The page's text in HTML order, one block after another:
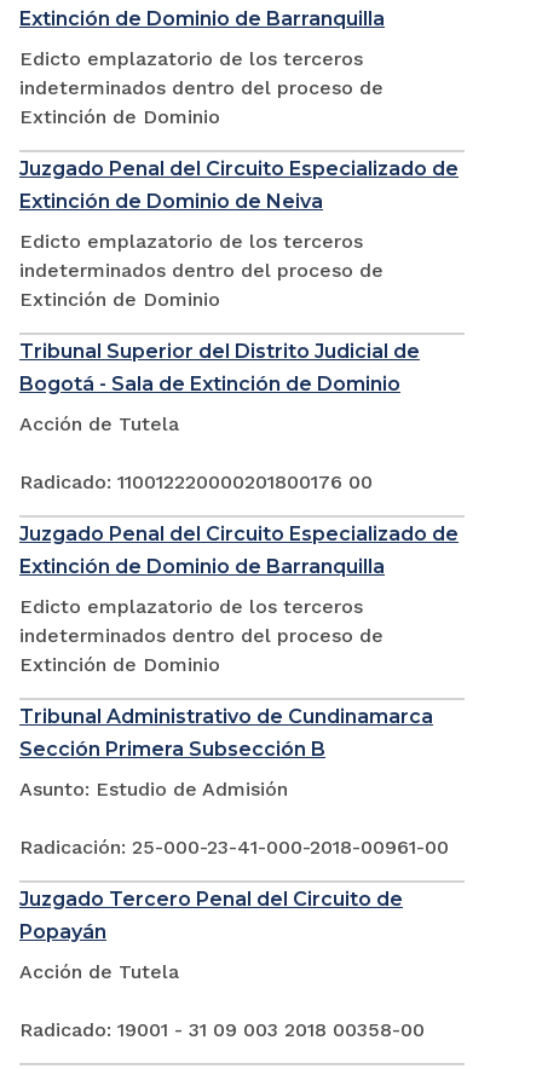
Extinción de Dominio de Barranquilla
Edicto emplazatorio de los terceros
indeterminados dentro del proceso de
Extinción de Dominio
Juzgado Penal del Circuito Especializado de
Extinción de Dominio de Neiva
Edicto emplazatorio de los terceros
indeterminados dentro del proceso de
Extinción de Dominio
Tribunal Superior del Distrito Judicial de
Bogotá - Sala de Extinción de Dominio
Acción de Tutela
Radicado: 110012220000201800176 00
Juzgado Penal del Circuito Especializado de
Extinción de Dominio de Barranquilla
Edicto emplazatorio de los terceros
indeterminados dentro del proceso de
Extinción de Dominio
Tribunal Administrativo de Cundinamarca
Sección Primera Subsección B
Asunto: Estudio de Admisión
Radicación: 25-000-23-41-000-2018-00961-00
Juzgado Tercero Penal del Circuito de
Popayán
Acción de Tutela
Radicado: 19001 - 31 09 003 2018 00358-00